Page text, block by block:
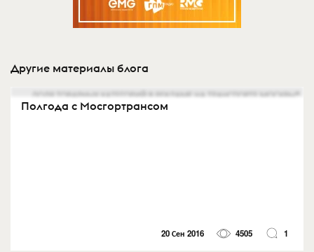
Другие материалы блога
Полгода с Мосгортрансом
20 Сен 2016 4505 1